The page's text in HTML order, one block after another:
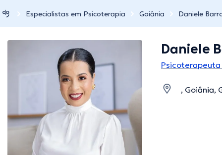
Especialistas em Psicoterapia Goiânia Daniele
Daniele
, Goiânia,